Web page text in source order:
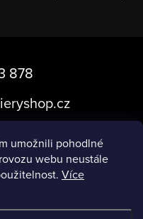
umožnili pohodlné
webu neustále
Více
878